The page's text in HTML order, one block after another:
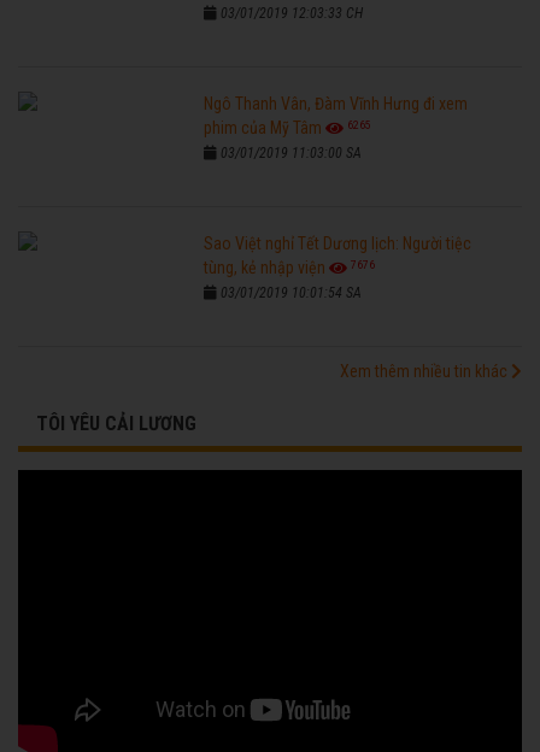
03/01/2019 12:03:33 CH
Ngô Thanh Vân, Đàm Vĩnh Hưng đi xem
phim của Mỹ Tâm
6265
03/01/2019 11:03:00 SA
Sao Việt nghỉ Tết Dương lịch: Người tiệc
tùng, kẻ nhập viện
7676
03/01/2019 10:01:54 SA
Xem thêm nhiều tin khác
TÔI YÊU CẢI LƯƠNG